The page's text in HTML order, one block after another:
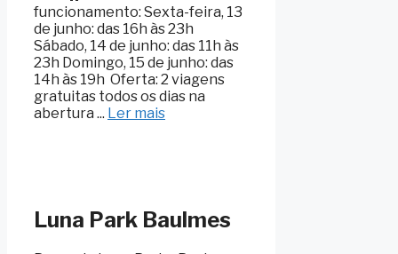
funcionamento: Sexta-feira, 13
de junho: das 16h às 23h
Sábado, 14 de junho: das 11h às
23h Domingo, 15 de junho: das
14h às 19h ️ Oferta: 2 viagens
gratuitas todos os dias na
abertura ... Ler mais
Luna Park Baulmes